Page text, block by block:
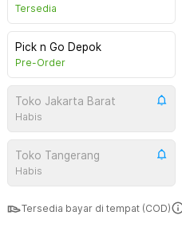
Tersedia
Pick n Go Depok
Pre-Order
Toko Jakarta Barat
Habis
Toko Tangerang
Habis
Tersedia bayar di tempat (COD)